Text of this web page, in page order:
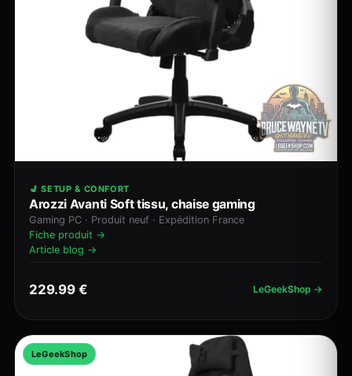
💺 SETUP & CONFORT
Arozzi Avanti Soft tissu, chaise gaming
Gaming PC · Produit neuf · Expédition France
Fiche produit →
Article blog →
229.99 € LeGeekShop →
LeGeekShop